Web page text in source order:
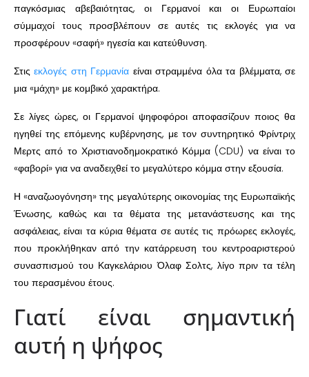
παγκόσμιας αβεβαιότητας, οι Γερμανοί και οι Ευρωπαίοι
σύμμαχοί τους προσβλέπουν σε αυτές τις εκλογές για να
προσφέρουν «σαφή» ηγεσία και κατεύθυνση.
Στιςεκλογές στη Γερμανία είναι στραμμένα όλα τα βλέμματα, σε
μια «μάχη» με κομβικό χαρακτήρα.
Σε λίγες ώρες, οι Γερμανοί ψηφοφόροι αποφασίζουν ποιος θα
ηγηθεί της επόμενης κυβέρνησης, με τον συντηρητικό Φρίντριχ
Μερτς από το Χριστιανοδημοκρατικό Κόμμα (CDU) να είναι το
«φαβορί» για να αναδειχθεί το μεγαλύτερο κόμμα στην εξουσία.
Η «αναζωογόνηση» της μεγαλύτερης οικονομίας της Ευρωπαϊκής
Ένωσης, καθώς και τα θέματα της μετανάστευσης και της
ασφάλειας, είναι τα κύρια θέματα σε αυτές τις πρόωρες εκλογές,
που προκλήθηκαν από την κατάρρευση του κεντροαριστερού
συνασπισμού του Καγκελάριου Όλαφ Σολτς, λίγο πριν τα τέλη
του περασμένου έτους.
Γιατί είναι σημαντική
αυτή η ψήφος